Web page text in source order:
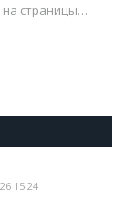
на страницы…
15:24